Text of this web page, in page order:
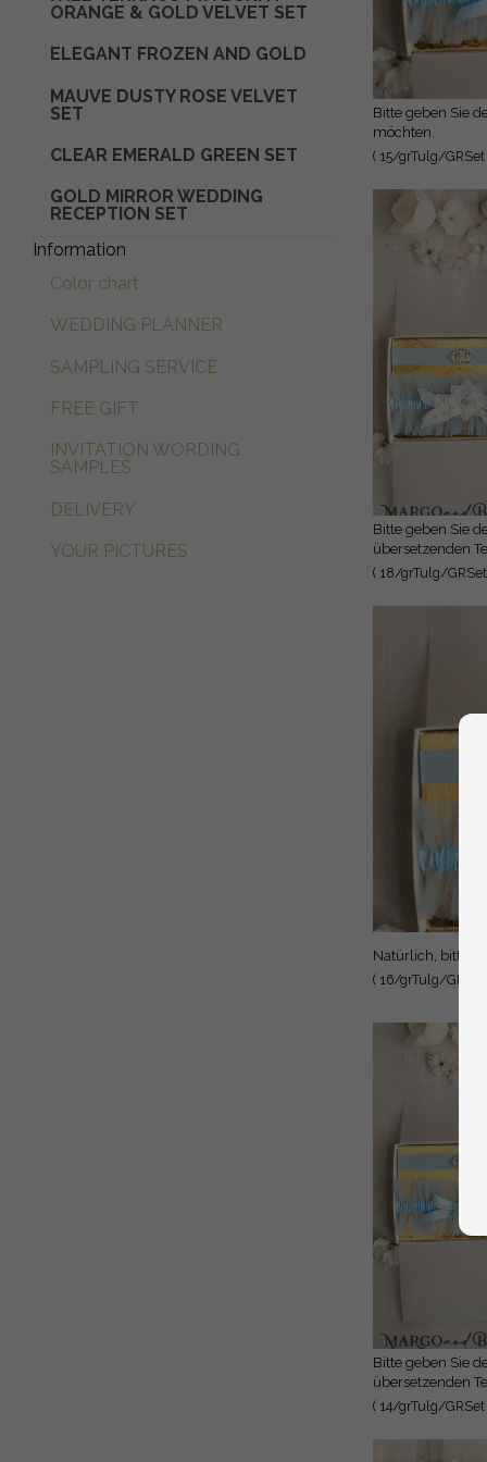
Rustikale Jute-Geschenktüten mit
ORANGE & GOLD VELVET SET
ELEGANT FROZEN AND GOLD
MAUVE DUSTY ROSE VELVET
SET
CLEAR EMERALD GREEN SET
GOLD MIRROR WEDDING
RECEPTION SET
Information
Color chart
WEDDING PLANNER
SAMPLING SERVICE
FREE GIFT
INVITATION WORDING
SAMPLES
DELIVERY
YOUR PICTURES
Bitte geben Sie den Text ein, den Sie ins Deutsche übersetzen
möchten.
( 15/grTulg/GRSet
Bitte geben Sie den zu
übersetzenden
( 18/grTulg/
Natürlich, bitte
( 16/grTulg/GRSet )
Bitte geben Sie den zu
übersetzenden
( 14/grTulg/GRSet